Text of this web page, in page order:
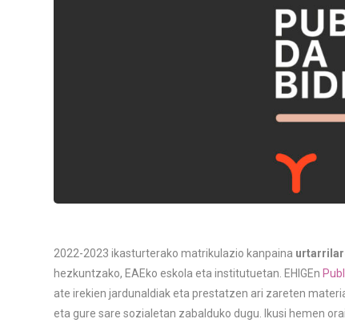
2022-2023 ikasturterako matrikulazio kanpaina
hezkuntzako, EAEko eskola eta institutuetan. EHIGEn
ate irekien jardunaldiak eta prestatzen ari zareten
eta gure sare sozialetan zabalduko dugu. Ikusi hemen